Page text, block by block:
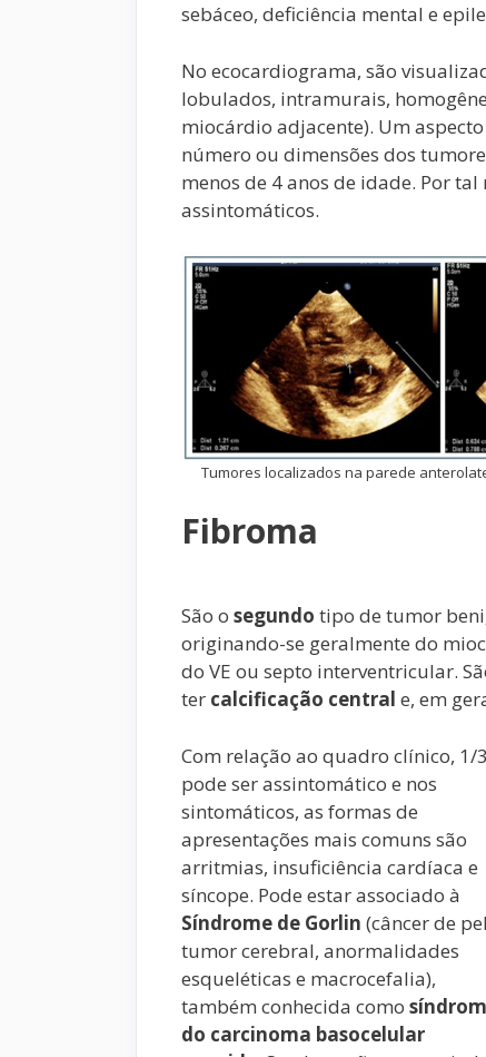
sebáceo, deficiência mental e
No ecocardiograma, são
lobulados, intramurais,
miocárdio adjacente). Um
número ou dimensões dos
menos de 4 anos de idade. Por tal
assintomáticos.
Tumores localizados na parede
Fibroma
São o segundo tipo de tumor
originando-se geralmente do
do VE ou septo interventricular.
ter calcificação central e, em
Com relação ao quadro clínico, 1/3
pode ser assintomático e nos
sintomáticos, as formas de
apresentações mais comuns são
arritmias, insuficiência cardíaca e
síncope. Pode estar associado à
Síndrome de Gorlin (câncer de
tumor cerebral, anormalidades
esqueléticas e macrocefalia),
também conhecida como
do carcinoma basocelular